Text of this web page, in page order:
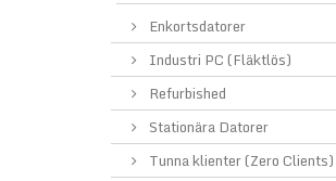
Enkortsdatorer
Industri PC (Fläktlös)
Refurbished
Stationära Datorer
Tunna klienter (Zero Clients)